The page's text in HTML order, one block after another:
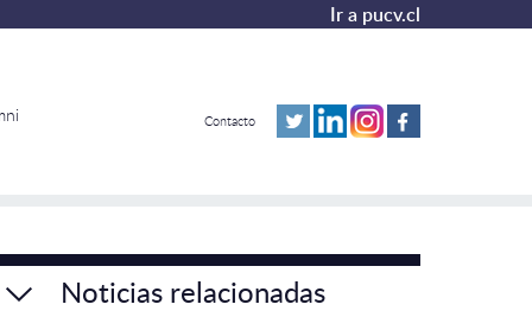
Ir a pucv.cl
Contacto
Noticias relacionadas